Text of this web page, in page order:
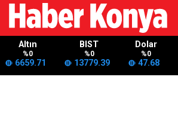
Altın
%0
6659.71
BIST
%0
13779.39
Dolar
%0
47.68